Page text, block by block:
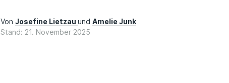
VonJosefine LietzauundAmelie Junk
Stand: 21. November 2025